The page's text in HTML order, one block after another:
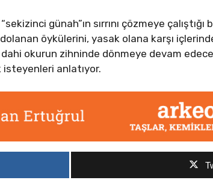
“sekizinci günah”ın sırrını çözmeye
öykülerini, yasak olana karşı
okurun zihninde dönmeye devam
anlatıyor.